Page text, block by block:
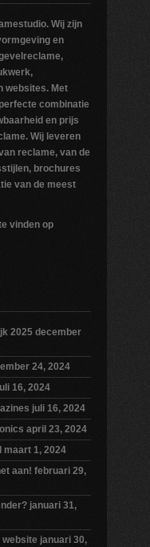
Wij zijn
en
websites. Met
combinatie
en prijs
Wij leveren
reclame, van de
brochures
van de meest
vinden op
2025 december
24, 2024
16, 2024
juli 16, 2024
april 23, 2024
maart 1, 2024
aan! februari 29,
januari 31,
website januari 30,